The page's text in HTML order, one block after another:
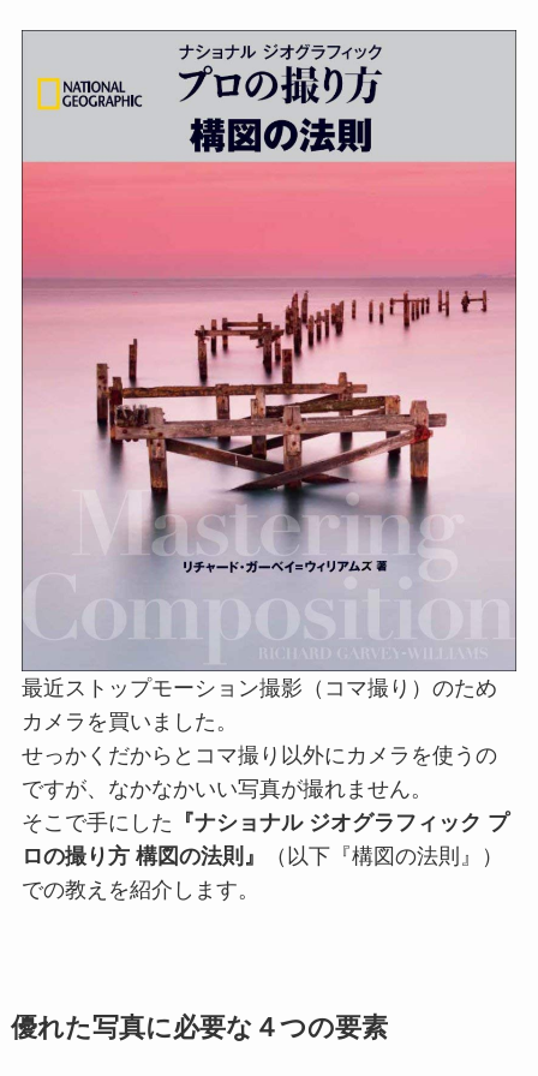
最近ストップモーション撮影（コマ撮り）のため
カメラを買いました。
せっかくだからとコマ撮り以外にカメラを使うの
ですが、なかなかいい写真が撮れません。
そこで手にした 『ナショナル ジオグラフィック プ
ロの撮り方 構図の法則』
（以下『構図の法則』）
での教えを紹介します。
優れた写真に必要な４つの要素